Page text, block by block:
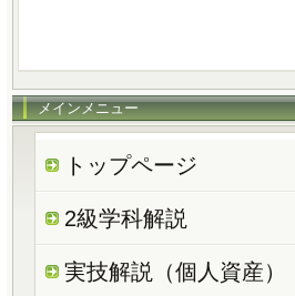
メインメニュー
トップページ
2級学科解説
実技解説（個人資産）